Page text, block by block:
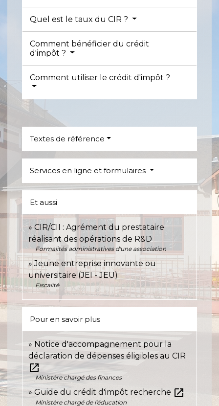
Quel est le taux du CIR ?
Comment bénéficier du crédit
d'impôt ?
Comment utiliser le crédit d'impôt ?
Textes de référence
Services en ligne et formulaires
Et aussi
CIR/CII : Agrément du prestataire
réalisant des opérations de R&D
Formalités administratives d'une association
Jeune entreprise innovante ou
universitaire (JEI - JEU)
Fiscalité
Pour en savoir plus
Notice d'accompagnement pour la
déclaration de dépenses éligibles au CIR
open_in_new
Ministère chargé des finances
Guide du crédit d'impôt recherche open_in_new
Ministère chargé de l'éducation